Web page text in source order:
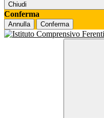
Chiudi
Conferma
Annulla Conferma